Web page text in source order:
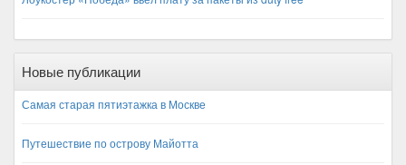
Новые публикации
Самая старая пятиэтажка в Москве
Путешествие по острову Майотта